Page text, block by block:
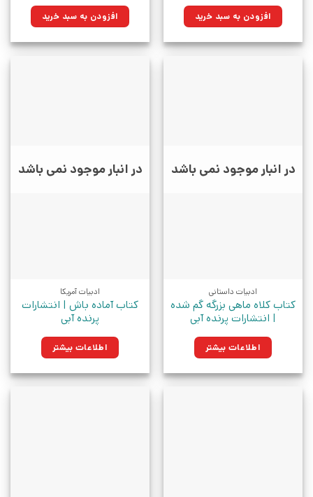
۸۰۰,۰۰۰تومان
بود.
۵۷۲,۰۰۰تومان.افزودن به سبد خرید ۷۰۰,۰۰۰تومان
بود.
۵۰۰,۵۰۰تومان.افزودن به سبد خرید
در انبار موجود نمی باشد
ادبیات داستانی
کتاب کلاه ماهی بزرگه گم شده
| انتشارات پرنده آبی
اطلاعات بیشتر
در انبار موجود نمی باشد
ادبیات آمریکا
کتاب آماده باش | انتشارات
پرنده آبی
اطلاعات بیشتر